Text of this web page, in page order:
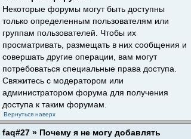
Некоторые форумы могут быть доступны
только определенным пользователям или
группам пользователей. Чтобы их
просматривать, размещать в них сообщения и
совершать другие операции, вам могут
потребоваться специальные права доступа.
Свяжитесь с модератором или
администратором форума для получения
доступа к таким форумам.
Вернуться наверх
faq#27 » Почему я не могу добавлять